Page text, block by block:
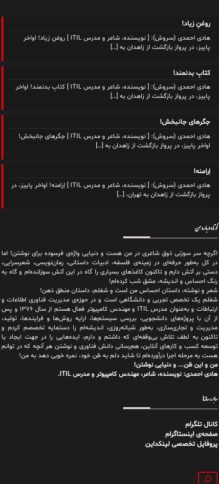
روغنِ زیاد!
هادی احمدی (سروش): [ نویسنده، شاعر و مدرس ITIL ] روغنِ زیاد! اواخر
پاییز، در پرواز بازگشت از زاهدان به […]
کتابِ بدنمند!
هادی احمدی (سروش): [ نویسنده، شاعر و مدرس ITIL ] کتابِ بدنمند! اواخر
پاییز، در پرواز بازگشت از زاهدان به […]
جگرهای جانبخش!
هادی احمدی (سروش): [ نویسنده، شاعر و مدرس ITIL ] جگرهای جانبخش!
اواخر پاییز، در پرواز بازگشت از زاهدان به […]
اِرامنه!
هادی احمدی (سروش): [ نویسنده، شاعر و مدرس ITIL ] اِرامنه! اواخر پاییز، در
پرواز بازگشت از زاهدان به تهران، […]
کوتاه درباره من
اگرچه سر سوزنی ذوق شاعری در من هست و دنیایی واژه‌‌ی فرسوده برای نوشتن! اما
در کل به‌طور حرفه‌ای در زمینه‌ی فلسفه، ادبیات داستانی، رمان‌نویسی، شعرسرایی،
دستی بر آتش دارم و تاکنون کاغذهای بسیاری را گاه در این آتش سوزانده‌ام و گاه به
رنگ احساس و اندیشه، مشق شب کرده‌ام!
شعر و نوشته، داستان احساس من است و شغلم، داستان منطق ذهن!
شغلم یک تخصص تجربی و دانشگاهی است و در حوزه‌ی مدیریت فناوری اطلاعات و
ارتباطات و به‌عنوان مدرس ITIL و مهندس کامپیوتر فعال هستم از سال ۱۳۷۶ و پس
از آن با پروژه‌های دانشجویی، بررسی سیستم‌ها، ارایه روش‌ها و فرایندها، تولید،
مدیریت و تجاری‌سازی، به‌طور شبانه‌روزی، اندیشه‌ام را دستمایه تخصصم کردم و
تاکنون به لطف تلاش بی‌وقفه‌ای که داشتم و دارم، اید‌ه‌هایی را در جهت ایجاد یا
توسعه کسب و کارهای آنلاین، هم‌رسانی دانش فناوری و نوشتن هر آنچه که در توانم
هست به مرحله اجرا درآورده‌ام تا شاید دلم به ظن خود، نمره خوبی دهد به من!
من و این ظن... و دنیایی نوشتن!
هادی احمدی: نویسنده، شاعر، مهندس کامپیوتر و مدرس ITIL.
سایر رسانه‌ها
کانال تلگرام
صفحه‌ی اینستاگرام
پروفایل تخصصی لینکداین
جستجو